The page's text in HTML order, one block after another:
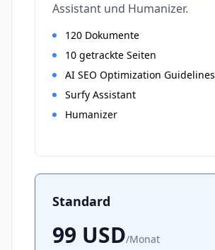
Assistant und Humanizer.
120 Dokumente
10 getrackte Seiten
AI SEO Optimization Guidelines
Surfy Assistant
Humanizer
Standard
99 USD/Monat